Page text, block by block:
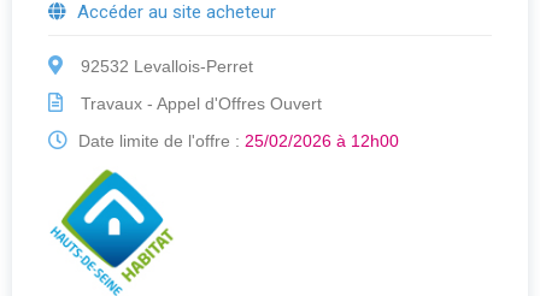
Accéder au site acheteur
92532 Levallois-Perret
Travaux - Appel d'Offres Ouvert
Date limite de l'offre : 25/02/2026 à 12h00